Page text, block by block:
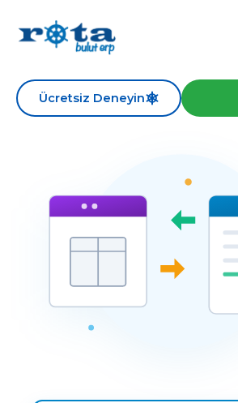
Ücretsiz Deneyin